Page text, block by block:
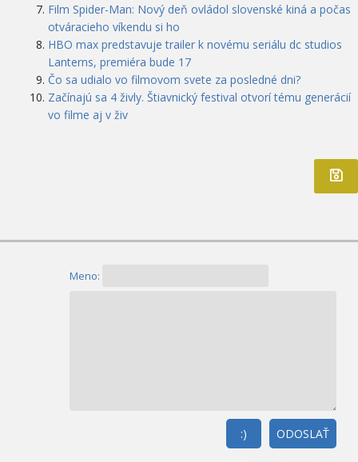
Film Spider-Man: Nový deň ovládol slovenské kiná a počas
otváracieho víkendu si ho
HBO max predstavuje trailer k novému seriálu dc studios
Lanterns, premiéra bude 17
Čo sa udialo vo filmovom svete za posledné dni?
Začínajú sa 4 živly. Štiavnický festival otvorí tému generácií
vo filme aj v živ
Meno:
ODOSLAŤ
:)